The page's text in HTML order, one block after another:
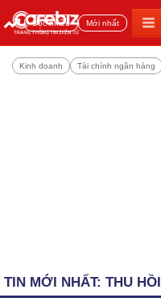
Đọc nhiều Mới nhất
Kinh doanh Tài chính ngân hàng
TIN MỚI NHẤT: THU